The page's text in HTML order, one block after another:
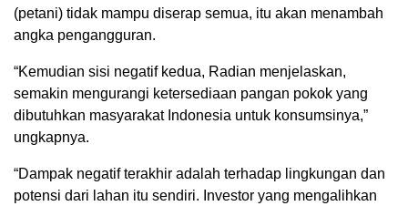
(petani) tidak mampu diserap semua, itu akan menambah
angka pengangguran.
“Kemudian sisi negatif kedua, Radian menjelaskan,
semakin mengurangi ketersediaan pangan pokok yang
dibutuhkan masyarakat Indonesia untuk konsumsinya,”
ungkapnya.
“Dampak negatif terakhir adalah terhadap lingkungan dan
potensi dari lahan itu sendiri. Investor yang mengalihkan